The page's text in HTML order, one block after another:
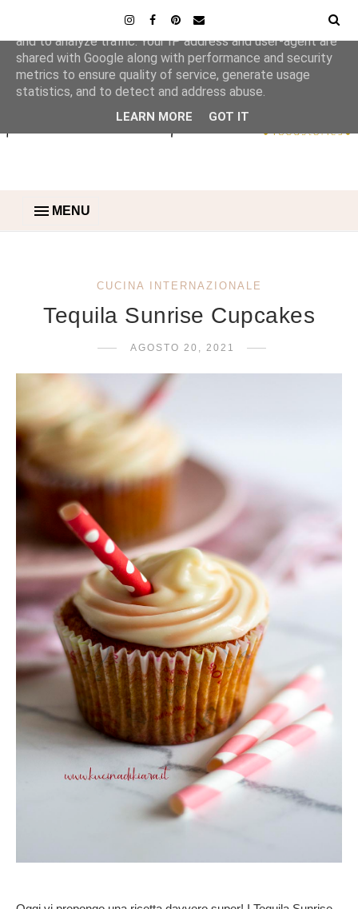
MENU
CUCINA INTERNAZIONALE
Tequila Sunrise Cupcakes
AGOSTO 20, 2021
This site uses cookies from Google to deliver its services
and to analyze traffic. Your IP address and user-agent are
shared with Google along with performance and security
metrics to ensure quality of service, generate usage
statistics, and to detect and address abuse.
LEARN MORE GOT IT